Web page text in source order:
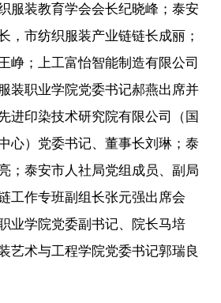
服装教育学会会长纪晓峰；泰安
，市纺织服装产业链链长成丽；
峥；上工富怡智能制造有限公司
装职业学院党委书记郝燕出席并
进印染技术研究院有限公司（国
心）党委书记、董事长刘琳；泰
；泰安市人社局党组成员、副局
工作专班副组长张元强出席会
业学院党委副书记、院长马培
艺术与工程学院党委书记郭瑞良